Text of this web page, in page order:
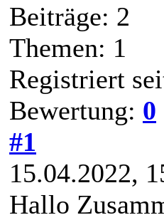
Beiträge: 2
Themen: 1
Registriert
Bewertung: 0
#1
15.04.2022,
Hallo